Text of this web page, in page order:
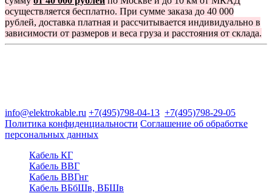
осуществляется бесплатно. При сумме заказа до 40 000
рублей, доставка платная и рассчитывается индивидуально в
зависимости от размеров и веса груза и расстояния от склада.
info@elektrokable.ru +7(495)798-04-13 +7(495)798-29-05
Политика конфиденциальности Соглашение об обработке
персональных данных
Кабель КГ
Кабель ВВГ
Кабель ВВГнг
Кабель ВБбШв, ВБШв